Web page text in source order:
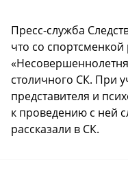
Пресс-служба
что со
столичного СК. При
представителя и
к проведению с ней
рассказали в СК.